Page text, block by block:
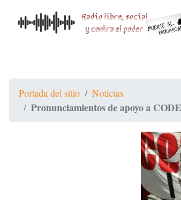
Portada del sitio Noticias
Pronunciamientos de apoyo a